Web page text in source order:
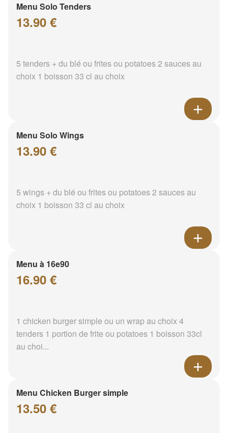
Menu Solo Tenders
13.90 €
5 tenders + du blé ou frites ou potatoes 2 sauces au
choix 1 boisson 33 cl au choix
Menu Solo Wings
13.90 €
5 wings + du blé ou frites ou potatoes 2 sauces au
choix 1 boisson 33 cl au choix
Menu à 16e90
16.90 €
1 chicken burger simple ou un wrap au choix 4
tenders 1 portion de frite ou potatoes 1 boisson 33cl
au choi...
Menu Chicken Burger simple
13.50 €